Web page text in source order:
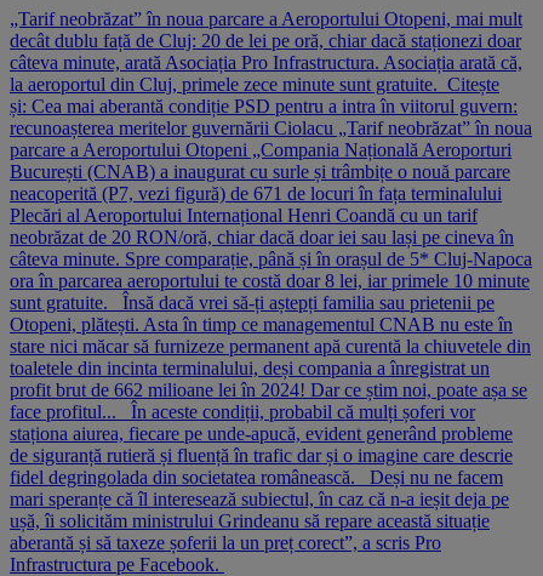
„Tarif neobrăzat” în noua parcare a Aeroportului Otopeni, mai mult
decât dublu față de Cluj: 20 de lei pe oră, chiar dacă staționezi doar
câteva minute, arată Asociația Pro Infrastructura. Asociația arată că,
la aeroportul din Cluj, primele zece minute sunt gratuite. Citește
și: Cea mai aberantă condiție PSD pentru a intra în viitorul guvern:
recunoașterea meritelor guvernării Ciolacu „Tarif neobrăzat” în noua
parcare a Aeroportului Otopeni „Compania Națională Aeroporturi
București (CNAB) a inaugurat cu surle și trâmbițe o nouă parcare
neacoperită (P7, vezi figură) de 671 de locuri în fața terminalului
Plecări al Aeroportului Internațional Henri Coandă cu un tarif
neobrăzat de 20 RON/oră, chiar dacă doar iei sau lași pe cineva în
câteva minute. Spre comparație, până și în orașul de 5* Cluj-Napoca
ora în parcarea aeroportului te costă doar 8 lei, iar primele 10 minute
sunt gratuite. Însă dacă vrei să-ți aștepți familia sau prietenii pe
Otopeni, plătești. Asta în timp ce managementul CNAB nu este în
stare nici măcar să furnizeze permanent apă curentă la chiuvetele din
toaletele din incinta terminalului, deși compania a înregistrat un
profit brut de 662 milioane lei în 2024! Dar ce știm noi, poate așa se
face profitul... În aceste condiții, probabil că mulți șoferi vor
staționa aiurea, fiecare pe unde-apucă, evident generând probleme
de siguranță rutieră și fluență în trafic dar și o imagine care descrie
fidel degringolada din societatea românească. Deși nu ne facem
mari speranțe că îl interesează subiectul, în caz că n-a ieșit deja pe
ușă, îi solicităm ministrului Grindeanu să repare această situație
aberantă și să taxeze șoferii la un preț corect”, a scris Pro
Infrastructura pe Facebook.